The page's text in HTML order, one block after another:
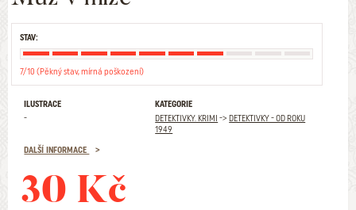
STAV:
7/10 (Pěkný stav, mírná poškození)
ILUSTRACE
-
KATEGORIE
DETEKTIVKY. KRIMI ->DETEKTIVKY - OD ROKU
1949
DALŠÍ INFORMACE
30 Kč